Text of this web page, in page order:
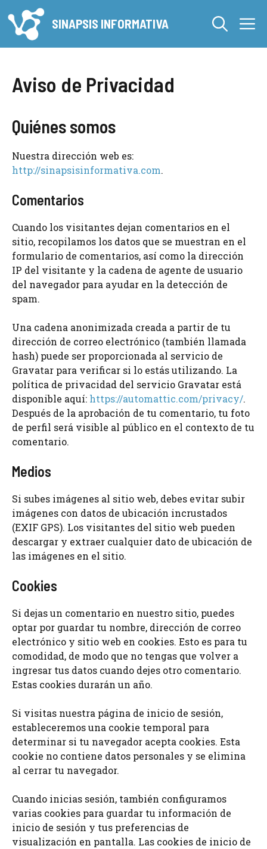
al
contenido
SINAPSIS INFORMATIVA
Aviso de Privacidad
Quiénes somos
Nuestra dirección web es:
http://sinapsisinformativa.com.
Comentarios
Cuando los visitantes dejan comentarios en el
sitio, recopilamos los datos que se muestran en el
formulario de comentarios, así como la dirección
IP del visitante y la cadena de agente de usuario
del navegador para ayudar en la detección de
spam.
Una cadena anonimizada creada a partir de tu
dirección de correo electrónico (también llamada
hash) puede ser proporcionada al servicio de
Gravatar para verificar si lo estás utilizando. La
política de privacidad del servicio Gravatar está
disponible aquí: https://automattic.com/privacy/.
Después de la aprobación de tu comentario, tu foto
de perfil será visible al público en el contexto de tu
comentario.
Medios
Si subes imágenes al sitio web, debes evitar subir
imágenes con datos de ubicación incrustados
(EXIF GPS). Los visitantes del sitio web pueden
descargar y extraer cualquier dato de ubicación de
las imágenes en el sitio.
Cookies
Si dejas un comentario en nuestro sitio, puedes
optar por guardar tu nombre, dirección de correo
electrónico y sitio web en cookies. Esto es para tu
comodidad, de modo que no tengas que volver a
ingresar tus datos cuando dejes otro comentario.
Estas cookies durarán un año.
Si visitas nuestra página de inicio de sesión,
estableceremos una cookie temporal para
determinar si tu navegador acepta cookies. Esta
cookie no contiene datos personales y se elimina
al cerrar tu navegador.
Cuando inicias sesión, también configuramos
varias cookies para guardar tu información de
inicio de sesión y tus preferencias de
visualización en pantalla. Las cookies de inicio de